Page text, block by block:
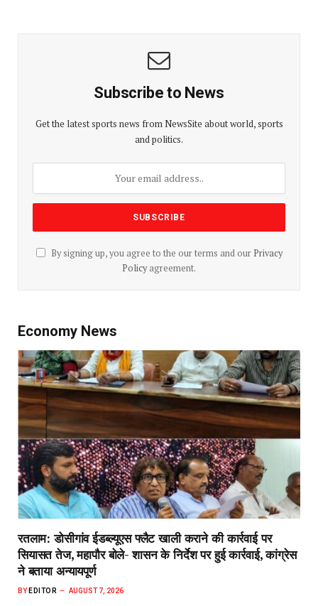
Subscribe to News
Get the latest sports news from NewsSite about world, sports
and politics.
By signing up, you agree to the our terms and our Privacy
Policyagreement.
Economy News
रतलाम: डोसीगांव ईडब्ल्यूएस फ्लैट खाली कराने की कार्रवाई पर
सियासत तेज, महापौर बोले- शासन के निर्देश पर हुई कार्रवाई, कांग्रेस
ने बताया अन्यायपूर्ण
BY EDITOR AUGUST 7, 2026